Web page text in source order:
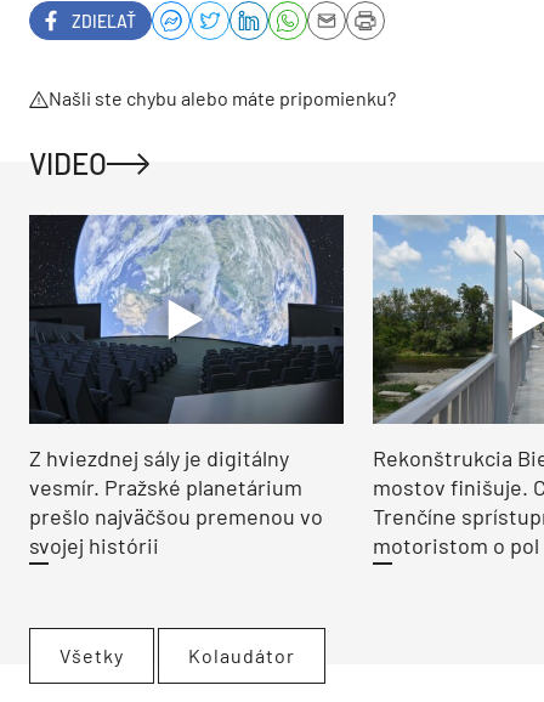
ZDIEĽAŤ
Našli ste chybu alebo máte pripomienku?
VIDEO
Z hviezdnej sály je digitálny
vesmír. Pražské planetárium
prešlo najväčšou premenou vo
svojej histórii
Rekonštrukcia
mostov finišuje.
Trenčíne
motoristom o pol
Všetky Kolaudátor